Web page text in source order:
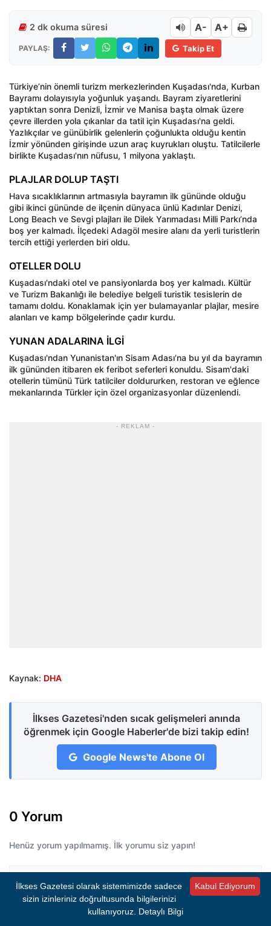
2 dk okuma süresi A- A+
PAYLAŞ: Takip Et
Türkiye’nin önemli turizm merkezlerinden Kuşadası'nda, Kurban
Bayramı dolayısıyla yoğunluk yaşandı. Bayram ziyaretlerini
yaptıktan sonra Denizli, İzmir ve Manisa başta olmak üzere
çevre illerden yola çıkanlar da tatil için Kuşadası'na geldi.
Yazlıkçılar ve günübirlik gelenlerin çoğunlukta olduğu kentin
İzmir yönünden girişinde uzun araç kuyrukları oluştu. Tatilcilerle
birlikte Kuşadası'nın nüfusu, 1 milyona yaklaştı.
PLAJLAR DOLUP TAŞTI
Hava sıcaklıklarının artmasıyla bayramın ilk gününde olduğu
gibi ikinci gününde de ilçenin dünyaca ünlü Kadınlar Denizi,
Long Beach ve Sevgi plajları ile Dilek Yarımadası Milli Parkı’nda
boş yer kalmadı. İlçedeki Adagöl mesire alanı da yerli turistlerin
tercih ettiği yerlerden biri oldu.
OTELLER DOLU
Kuşadası'ndaki otel ve pansiyonlarda boş yer kalmadı. Kültür
ve Turizm Bakanlığı ile belediye belgeli turistik tesislerin de
tamamı doldu. Konaklamak için yer bulamayanlar plajlar, mesire
alanları ve kamp bölgelerinde çadır kurdu.
YUNAN ADALARINA İLGİ
Kuşadası'ndan Yunanistan'ın Sisam Adası'na bu yıl da bayramın
ilk gününden itibaren ek feribot seferleri konuldu. Sisam'daki
otellerin tümünü Türk tatilciler doldururken, restoran ve eğlence
mekanlarında Türkler için özel organizasyonlar düzenlendi.
- REKLAM -
Kaynak: DHA
İlkses Gazetesi'nden sıcak gelişmeleri anında
öğrenmek için Google Haberler'de bizi takip edin!
Google News'te Abone Ol
0 Yorum
Henüz yorum yapılmamış. İlk yorumu siz yapın!
Bir Yorum Bırakın
E-posta adresiniz yayımlanmayacaktır.
Kabul Ediyorum
İlkses Gazetesi olarak sistemimizde sadece
sizin izinleriniz doğrultusunda bilgilerinizi
kullanıyoruz. Detaylı Bilgi